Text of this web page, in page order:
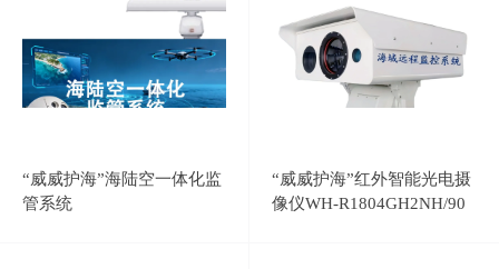
“威威护海”海陆空一体化监
管系统
“威威护海”红外智能光电摄
像仪WH-R1804GH2NH/90